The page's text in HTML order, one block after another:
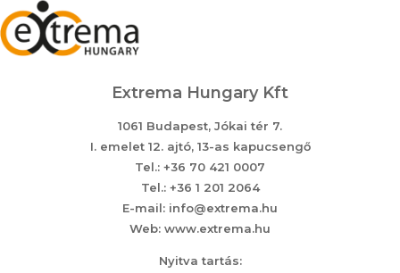
Extrema Hungary Kft
1061 Budapest, Jókai tér 7.
I. emelet 12. ajtó, 13-as kapucsengő
Tel.: +36 70 421 0007
Tel.: +36 1 201 2064
E-mail: info@extrema.hu
Web: www.extrema.hu
Nyitva tartás: